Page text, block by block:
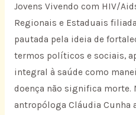
Jovens Vivendo com HIV/
Regionais e Estaduais
pautada pela ideia de
termos políticos e sociais,
integral à saúde como
doença não significa morte.
antropóloga Cláudia Cunha